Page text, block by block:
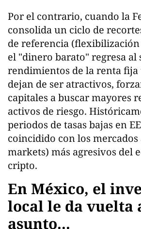
Por el contrario, cuando la
consolida un ciclo de
de referencia
el "dinero barato" regresa al
rendimientos de la renta
dejan de ser atractivos,
capitales a buscar mayores
activos de riesgo.
periodos de tasas bajas en
coincidido con los
markets) más agresivos del
cripto.
En México, el
local le da vuelta
asunto...